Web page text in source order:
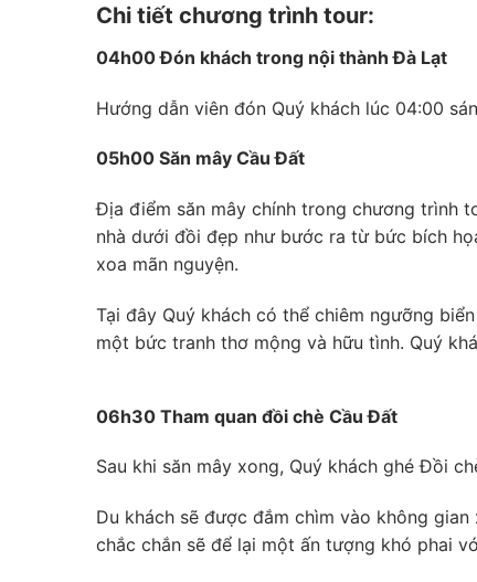
Chi tiết chương trình tour:
04h00 Đón khách trong nội thành Đà Lạt
Hướng dẫn viên đón Quý khách lúc 04:00
05h00 Săn mây Cầu Đất
Địa điểm săn mây chính trong chương trình
nhà dưới đồi đẹp như bước ra từ bức bích
xoa mãn nguyện.
Tại đây Quý khách có thể chiêm ngưỡng
một bức tranh thơ mộng và hữu tình. Quý
06h30 Tham quan đồi chè Cầu Đất
Sau khi săn mây xong, Quý khách ghé Đồi
Du khách sẽ được đắm chìm vào không
chắc chắn sẽ để lại một ấn tượng khó phai